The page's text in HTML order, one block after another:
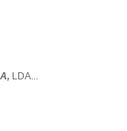
LDA...